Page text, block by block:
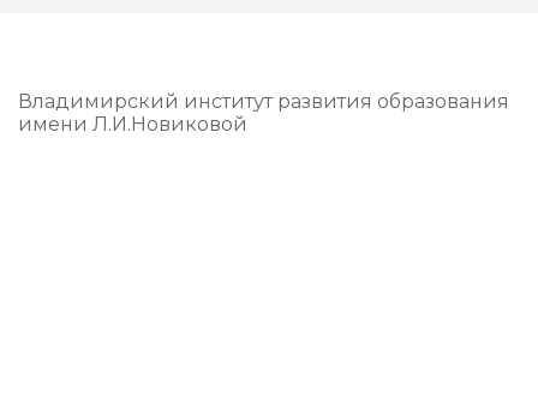
Владимирский институт развития образования
имени Л.И.Новиковой